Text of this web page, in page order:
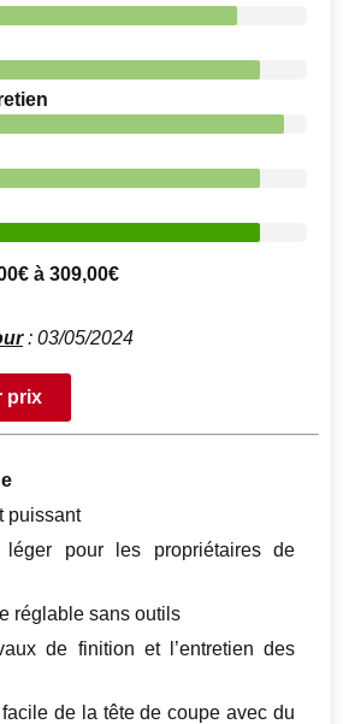
à 309,00€
: 03/05/2024
prix
puissant
léger pour les propriétaires de
réglable sans outils
de finition et l’entretien des
de la tête de coupe avec du